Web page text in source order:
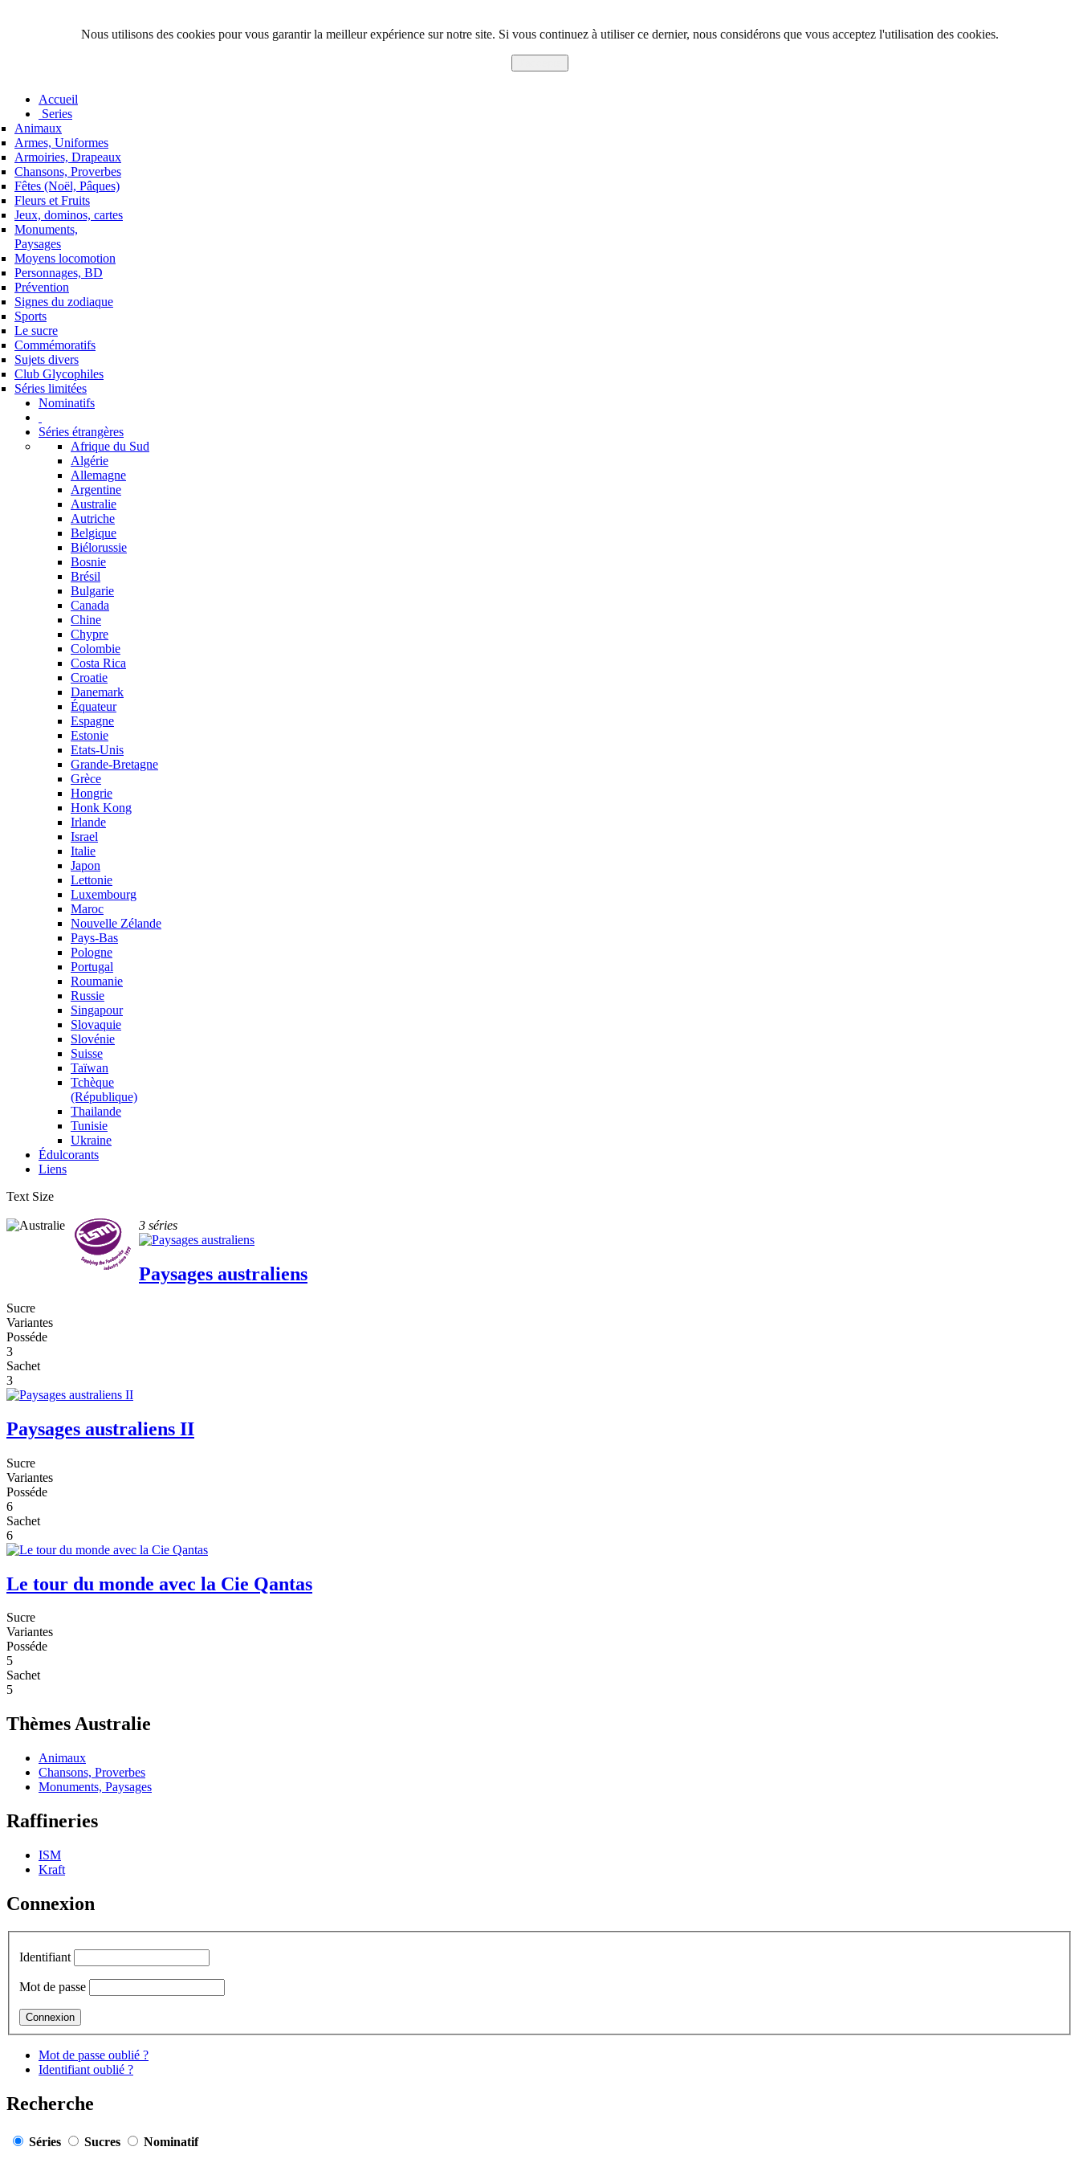
Nous utilisons des cookies pour vous garantir la meilleur expérience sur notre site. Si vous continuez à utiliser ce dernier, nous considérons que vous acceptez l'utilisation des cookies.
Accueil
Series
Animaux
Armes, Uniformes
Armoiries, Drapeaux
Chansons, Proverbes
Fêtes (Noël, Pâques)
Fleurs et Fruits
Jeux, dominos, cartes
Monuments,
Paysages
Moyens locomotion
Personnages, BD
Prévention
Signes du zodiaque
Sports
Le sucre
Commémoratifs
Sujets divers
Club Glycophiles
Séries limitées
Nominatifs
Séries étrangères
Afrique du Sud
Algérie
Allemagne
Argentine
Australie
Autriche
Belgique
Biélorussie
Bosnie
Brésil
Bulgarie
Canada
Chine
Chypre
Colombie
Costa Rica
Croatie
Danemark
Équateur
Espagne
Estonie
Etats-Unis
Grande-Bretagne
Grèce
Hongrie
Honk Kong
Irlande
Israel
Italie
Japon
Lettonie
Luxembourg
Maroc
Nouvelle Zélande
Pays-Bas
Pologne
Portugal
Roumanie
Russie
Singapour
Slovaquie
Slovénie
Suisse
Taïwan
Tchèque
(République)
Thailande
Tunisie
Ukraine
Édulcorants
Liens
Text Size
3 séries
Paysages australiens
Sucre
Variantes
Posséde
3
Sachet
3
Paysages australiens II
Sucre
Variantes
Posséde
6
Sachet
6
Le tour du monde avec la Cie Qantas
Sucre
Variantes
Posséde
5
Sachet
5
Thèmes Australie
Animaux
Chansons, Proverbes
Monuments, Paysages
Raffineries
ISM
Kraft
Connexion
Identifiant
Mot de passe
Mot de passe oublié ?
Identifiant oublié ?
Recherche
Séries Sucres Nominatif